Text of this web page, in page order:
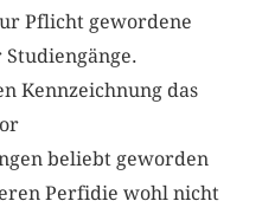
Pflicht gewordene
Kennzeichnung das
beliebt geworden
Perfidie wohl nicht